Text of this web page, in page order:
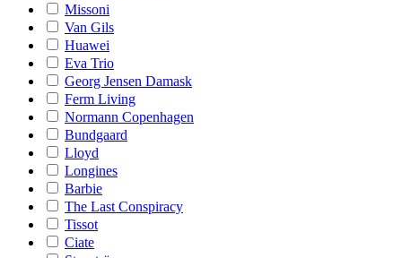
Missoni
Van Gils
Huawei
Eva Trio
Georg Jensen Damask
Ferm Living
Normann Copenhagen
Bundgaard
Lloyd
Longines
Barbie
The Last Conspiracy
Tissot
Ciate